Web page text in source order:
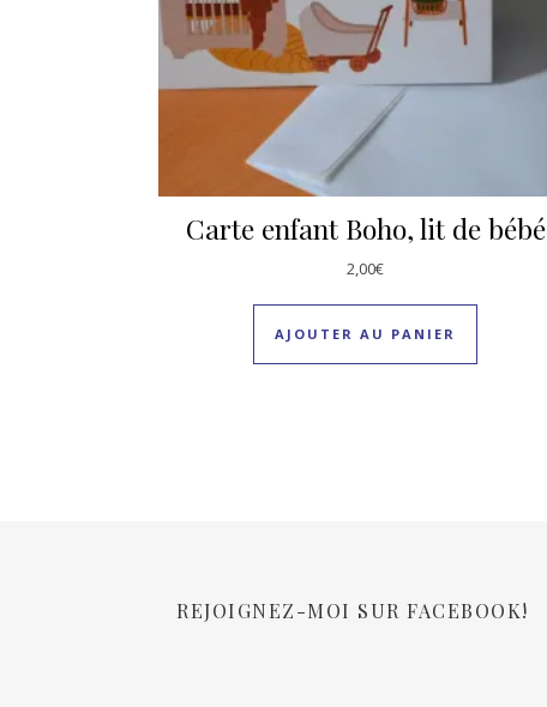
Carte enfant Boho, lit de bébé
2,00€
AJOUTER AU PANIER
REJOIGNEZ-MOI SUR FACEBOOK!